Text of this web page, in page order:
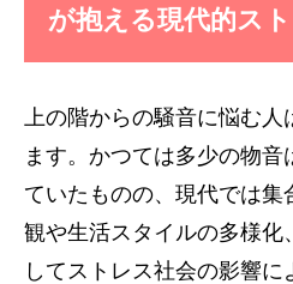
が抱える現代的ス
上の階からの騒音に悩む人
ます。かつては多少の物
ていたものの、現代では集
観や生活スタイルの多様化
してストレス社会の影響